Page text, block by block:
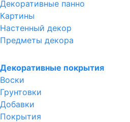
Декоративные панно
Картины
Настенный декор
Предметы декора
Декоративные покрытия
Воски
Грунтовки
Добавки
Покрытия